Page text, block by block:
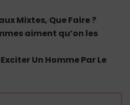
Mixtes, Que Faire ?
aiment qu’on les
Un Homme Par Le